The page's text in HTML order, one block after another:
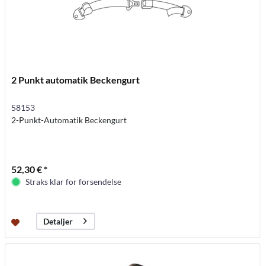
2 Punkt automatik Beckengurt
58153
2-Punkt-Automatik Beckengurt
52,30 € *
Straks klar for forsendelse
Detaljer